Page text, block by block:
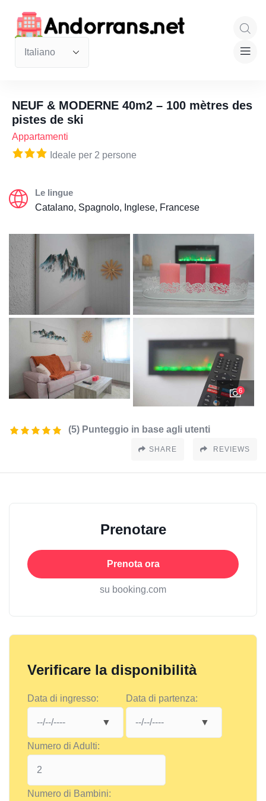
NEUF & MODERNE 40m2 – 100 mètres des
pistes de ski
Appartamenti
Ideale per 2 persone
Le lingue
Catalano, Spagnolo, Inglese, Francese
6
(5) Punteggio in base agli utenti
SHARE REVIEWS
Prenotare
Prenota ora
su booking.com
Verificare la disponibilità
Data di ingresso: Data di partenza:
Numero di Adulti:
Numero di Bambini: